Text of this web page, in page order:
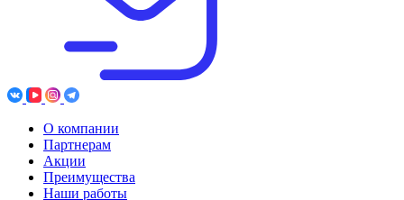
О компании
Партнерам
Акции
Преимущества
Наши работы